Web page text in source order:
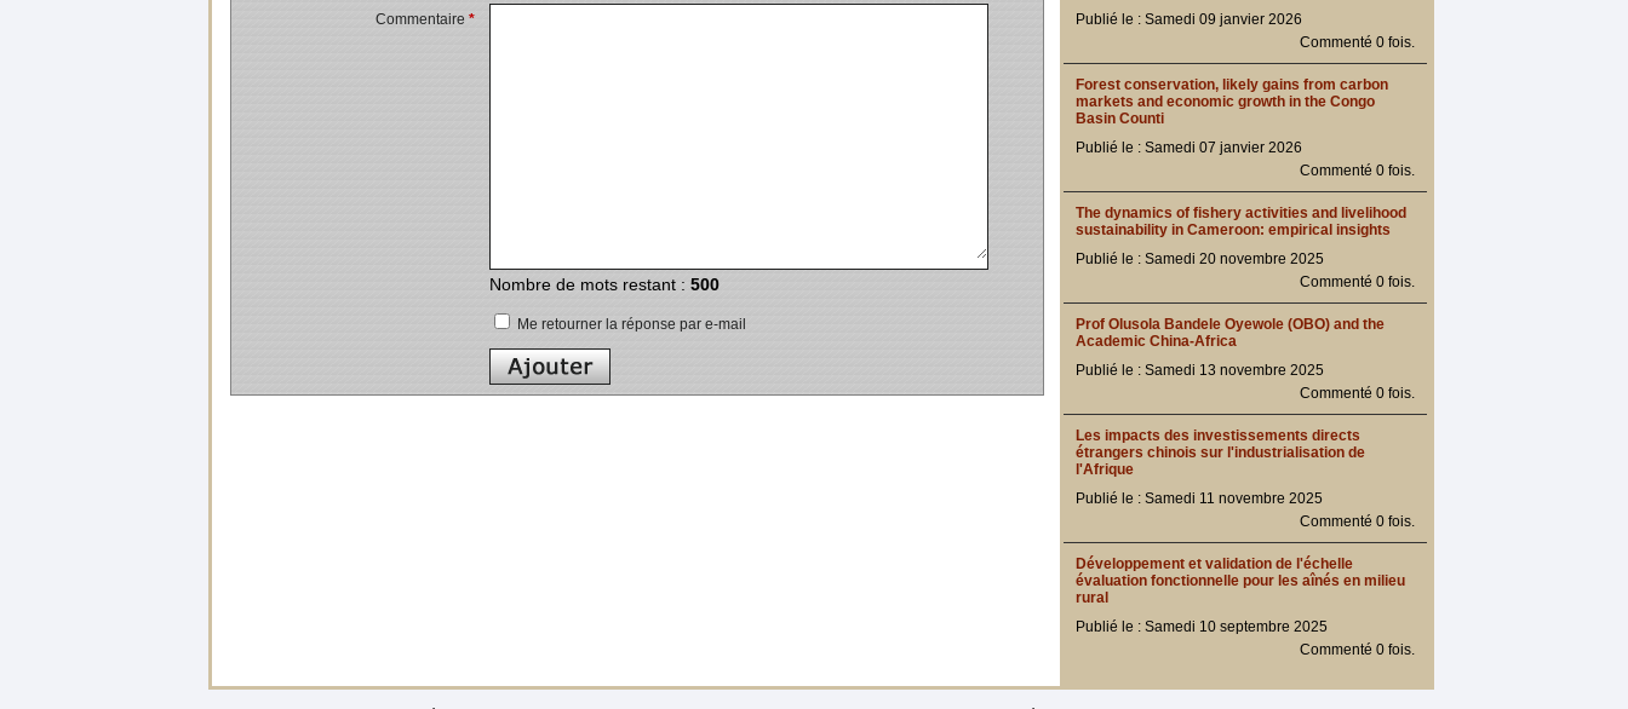
Commentaire *
Nombre de mots restant : 500
Me retourner la réponse par e-mail
Publié le : Samedi 09 janvier 2026
Commenté 0 fois.
Forest conservation, likely gains from carbon
markets and economic growth in the Congo
Basin Counti
Publié le : Samedi 07 janvier 2026
Commenté 0 fois.
The dynamics of fishery activities and livelihood
sustainability in Cameroon: empirical insights
Publié le : Samedi 20 novembre 2025
Commenté 0 fois.
Prof Olusola Bandele Oyewole (OBO) and the
Academic China-Africa
Publié le : Samedi 13 novembre 2025
Commenté 0 fois.
Les impacts des investissements directs
étrangers chinois sur l'industrialisation de
l'Afrique
Publié le : Samedi 11 novembre 2025
Commenté 0 fois.
Développement et validation de l'échelle
évaluation fonctionnelle pour les aînés en milieu
rural
Publié le : Samedi 10 septembre 2025
Commenté 0 fois.